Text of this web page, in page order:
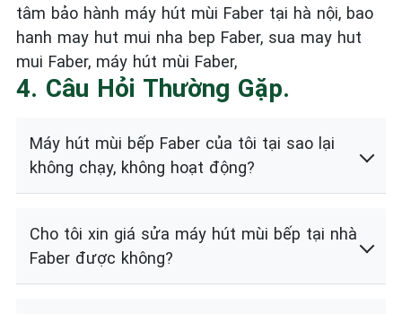
tâm bảo hành máy hút mùi Faber tại hà nội, bao
hanh may hut mui nha bep Faber, sua may hut
mui Faber, máy hút mùi Faber,
4. Câu Hỏi Thường Gặp.
Máy hút mùi bếp Faber của tôi tại sao lại
không chạy, không hoạt động?
Cho tôi xin giá sửa máy hút mùi bếp tại nhà
Faber được không?